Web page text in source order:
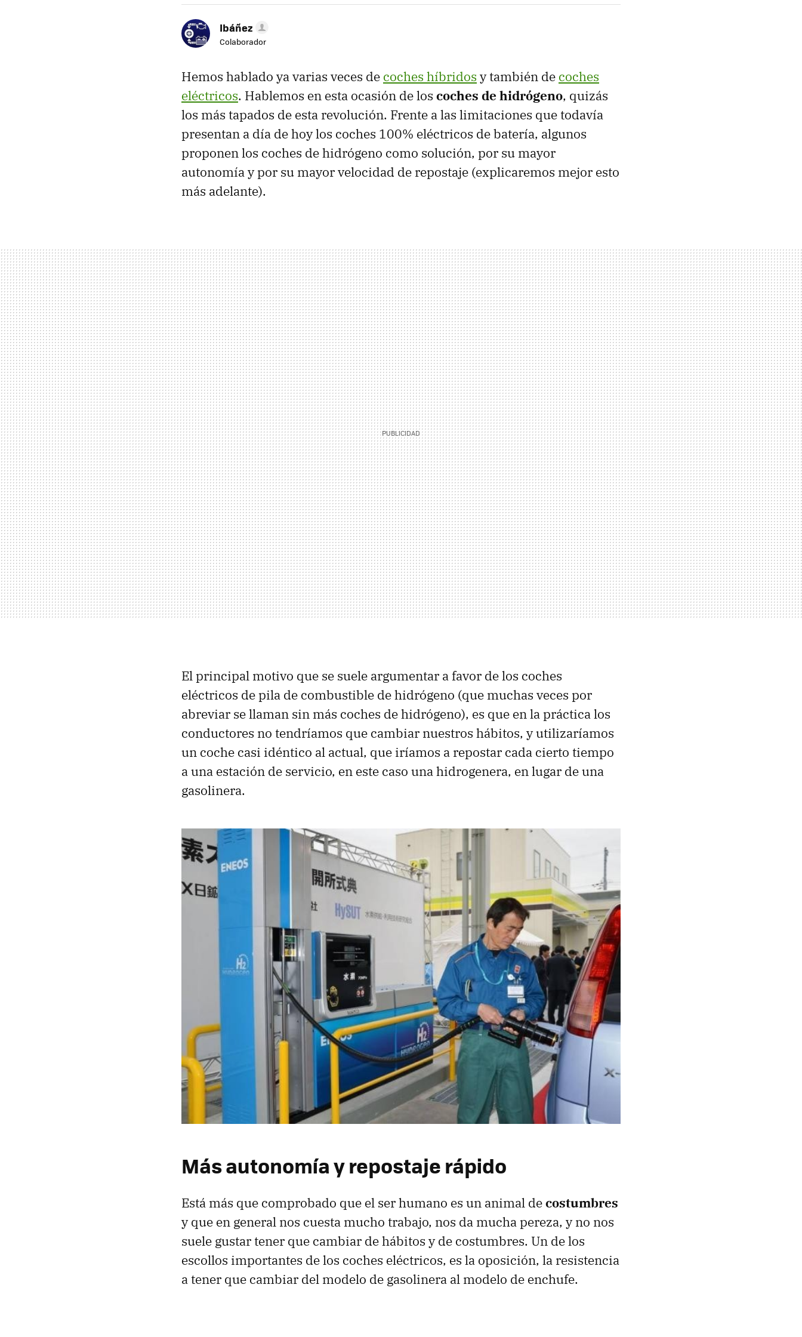
Ibáñez
Colaborador
Hemos hablado ya varias veces de coches híbridos y también de coches
eléctricos. Hablemos en esta ocasión de los coches de hidrógeno, quizás
los más tapados de esta revolución. Frente a las limitaciones que todavía
presentan a día de hoy los coches 100% eléctricos de batería, algunos
proponen los coches de hidrógeno como solución, por su mayor
autonomía y por su mayor velocidad de repostaje (explicaremos mejor esto
más adelante).
El principal motivo que se suele argumentar a favor de los coches
eléctricos de pila de combustible de hidrógeno (que muchas veces por
abreviar se llaman sin más coches de hidrógeno), es que en la práctica los
conductores no tendríamos que cambiar nuestros hábitos, y utilizaríamos
un coche casi idéntico al actual, que iríamos a repostar cada cierto tiempo
a una estación de servicio, en este caso una hidrogenera, en lugar de una
gasolinera.
Más autonomía y repostaje rápido
Está más que comprobado que el ser humano es un animal decostumbres
y que en general nos cuesta mucho trabajo, nos da mucha pereza, y no nos
suele gustar tener que cambiar de hábitos y de costumbres. Un de los
escollos importantes de los coches eléctricos, es la oposición, la resistencia
a tener que cambiar del modelo de gasolinera al modelo de enchufe.